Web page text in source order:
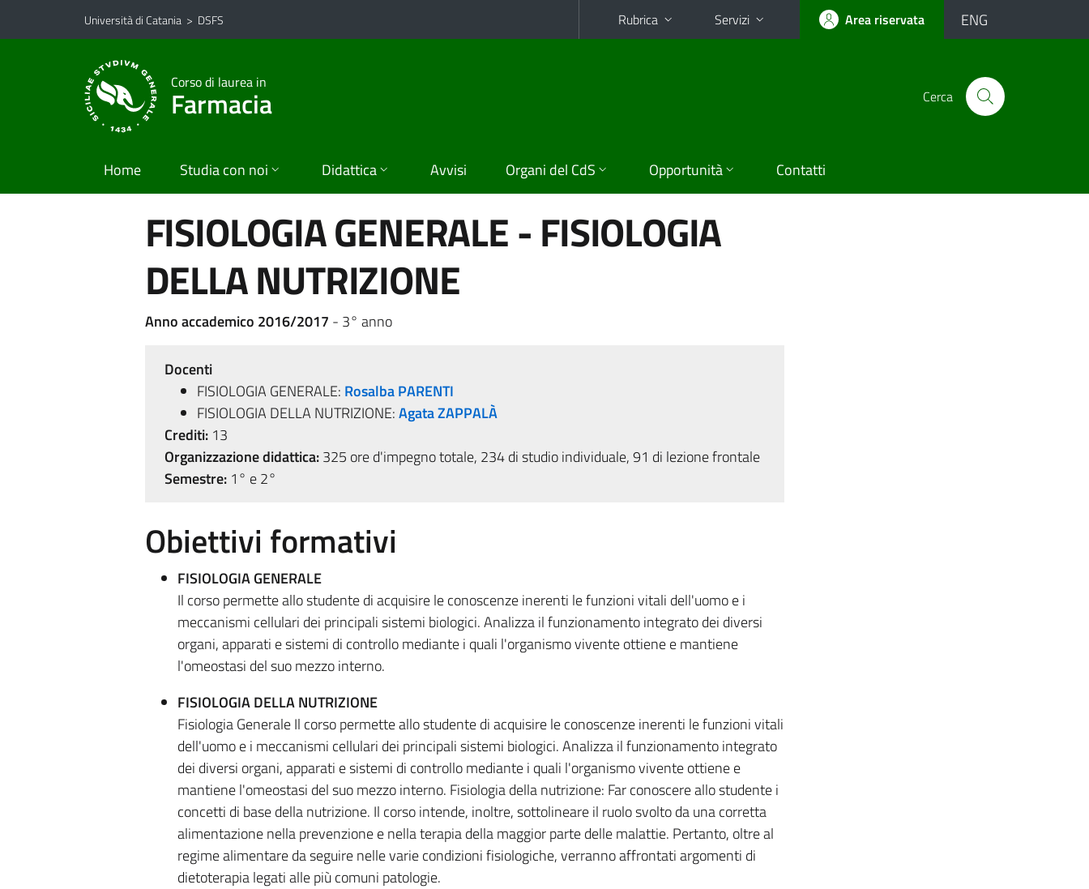
Vai al contenuto principale
Vai al menu di navigazione
Università di Catania > DSFS Rubrica Servizi Area riservata ENG
Corso di laurea in
Farmacia Cerca
Home Studia con noi Didattica Avvisi Organi del CdS Opportunità Contatti
FISIOLOGIA GENERALE - FISIOLOGIA
DELLA NUTRIZIONE
Anno accademico 2016/2017 - 3° anno
Docenti
FISIOLOGIA GENERALE: Rosalba PARENTI
FISIOLOGIA DELLA NUTRIZIONE:Agata ZAPPALÀ
Crediti:13
Organizzazione didattica:325 ore d'impegno totale, 234 di studio individuale, 91 di lezione frontale
Semestre:1° e 2°
Obiettivi formativi
FISIOLOGIA GENERALE
Il corso permette allo studente di acquisire le conoscenze inerenti le funzioni vitali dell'uomo e i
meccanismi cellulari dei principali sistemi biologici. Analizza il funzionamento integrato dei diversi
organi, apparati e sistemi di controllo mediante i quali l'organismo vivente ottiene e mantiene
l'omeostasi del suo mezzo interno.
FISIOLOGIA DELLA NUTRIZIONE
Fisiologia Generale Il corso permette allo studente di acquisire le conoscenze inerenti le funzioni vitali
dell'uomo e i meccanismi cellulari dei principali sistemi biologici. Analizza il funzionamento integrato
dei diversi organi, apparati e sistemi di controllo mediante i quali l'organismo vivente ottiene e
mantiene l'omeostasi del suo mezzo interno. Fisiologia della nutrizione: Far conoscere allo studente i
concetti di base della nutrizione. Il corso intende, inoltre, sottolineare il ruolo svolto da una corretta
alimentazione nella prevenzione e nella terapia della maggior parte delle malattie. Pertanto, oltre al
regime alimentare da seguire nelle varie condizioni fisiologiche, verranno affrontati argomenti di
dietoterapia legati alle più comuni patologie.